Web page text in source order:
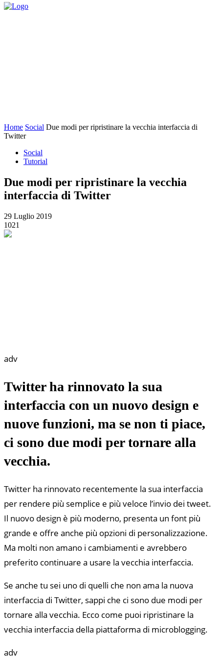
Home Social Due modi per ripristinare la vecchia interfaccia di
Twitter
Social
Tutorial
Due modi per ripristinare la vecchia
interfaccia di Twitter
29 Luglio 2019
1021
adv
Twitter ha rinnovato la sua
interfaccia con un nuovo design e
nuove funzioni, ma se non ti piace,
ci sono due modi per tornare alla
vecchia.
Twitter ha rinnovato recentemente la sua interfaccia
per rendere più semplice e più veloce l’invio dei tweet.
Il nuovo design è più moderno, presenta un font più
grande e offre anche più opzioni di personalizzazione.
Ma molti non amano i cambiamenti e avrebbero
preferito continuare a usare la vecchia interfaccia.
Se anche tu sei uno di quelli che non ama la nuova
interfaccia di Twitter, sappi che ci sono due modi per
tornare alla vecchia. Ecco come puoi ripristinare la
vecchia interfaccia della piattaforma di microblogging.
adv